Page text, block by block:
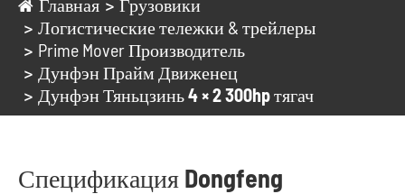
Главная
Грузовики
Логистические тележки & трейлеры
Prime Mover Производитель
Дунфэн Прайм Движенец
Дунфэн Тяньцзинь 4 × 2 300hp тягач
Спецификация Dongfeng